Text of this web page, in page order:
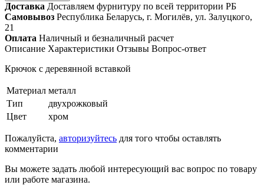
Доставка Доставляем фурнитуру по всей территории РБ
Самовывоз Республика Беларусь, г. Могилёв, ул. Залуцкого,
21
Оплата Наличный и безналичный расчет
Описание Характеристики Отзывы Вопрос-ответ
Крючок с деревянной вставкой
Материал металл
Тип
двухрожковый
Цвет
хром
Пожалуйста, авторизуйтесь для того чтобы оставлять
комментарии
Вы можете задать любой интересующий вас вопрос по товару
или работе магазина.